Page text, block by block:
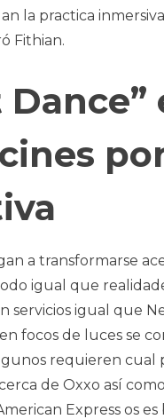
la practica
Fithian.
a transformarse
igual que
servicios igual que
focos de luces se
requieren cual
de Oxxo así­
Express os